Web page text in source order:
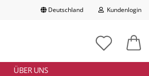
Deutschland Kundenlogin
E-Mail
ÜBER UNS